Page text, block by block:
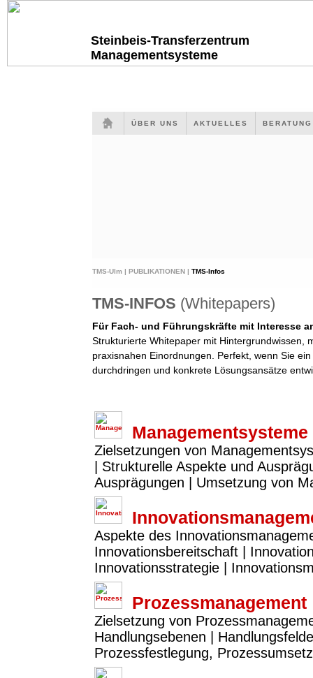
Steinbeis-Transferzentrum
Managementsysteme
ÜBER UNS AKTUELLES
TMS-Ulm | PUBLIKATIONEN | TMS-Infos
TMS-INFOS (Whitepapers)
Für Fach- und Führungskräfte mit Interesse
Strukturierte Whitepaper mit Hintergrundwissen,
praxisnahen Einordnungen. Perfekt, wenn Sie
durchdringen und konkrete Lösungsansätze
Managementsysteme
Zielsetzungen von
| Strukturelle Aspekte und
Ausprägungen | Umsetzung von
Aspekte des
Innovationsbereitschaft |
Innovationsstrategie |
Prozessmanagement
Zielsetzung von
Handlungsebenen |
Prozessfestlegung,